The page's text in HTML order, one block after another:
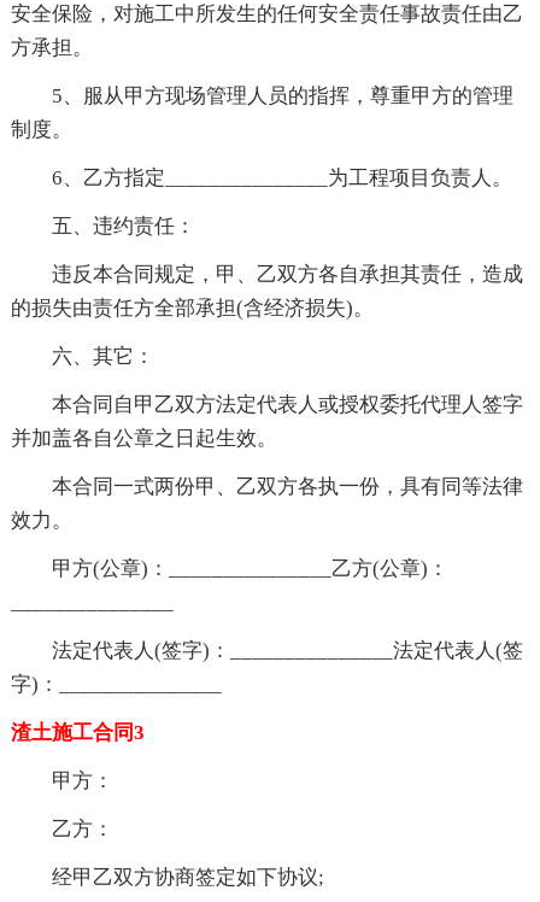
安全保险，对施工中所发生的任何安全责任事故责任由乙
方承担。
5、服从甲方现场管理人员的指挥，尊重甲方的管理
制度。
6、乙方指定_______________为工程项目负责人。
五、违约责任：
违反本合同规定，甲、乙双方各自承担其责任，造成
的损失由责任方全部承担(含经济损失)。
六、其它：
本合同自甲乙双方法定代表人或授权委托代理人签字
并加盖各自公章之日起生效。
本合同一式两份甲、乙双方各执一份，具有同等法律
效力。
甲方(公章)：_______________乙方(公章)：
法定代表人(签字)：_______________法定代表人(签
字)：_______________
渣土施工合同3
甲方：
乙方：
经甲乙双方协商签定如下协议;